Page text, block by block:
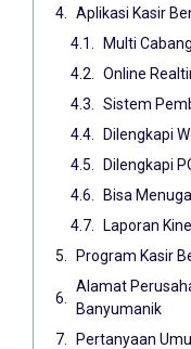
Aplikasi Kasir
Multi Cabang
Online
Sistem
Dilengkapi
Dilengkapi
Bisa
Laporan
Program Kasir
Alamat
Banyumanik
Pertanyaan